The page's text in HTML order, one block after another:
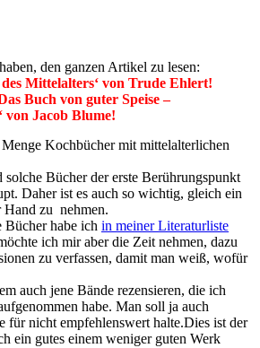
den ganzen Artikel zu lesen:
Mittelalters‘ von Trude Ehlert!
Buch von guter Speise –
von Jacob Blume!
Kochbücher mit mittelalterlichen
Bücher der erste Berührungspunkt
Daher ist es auch so wichtig, gleich ein
zu nehmen.
Bücher habe ich in meiner Literaturliste
ich mir aber die Zeit nehmen, dazu
zu verfassen, damit man weiß, wofür
auch jene Bände rezensieren, die ich
habe. Man soll ja auch
für nicht empfehlenswert halte.Dies ist der
ein gutes einem weniger guten Werk